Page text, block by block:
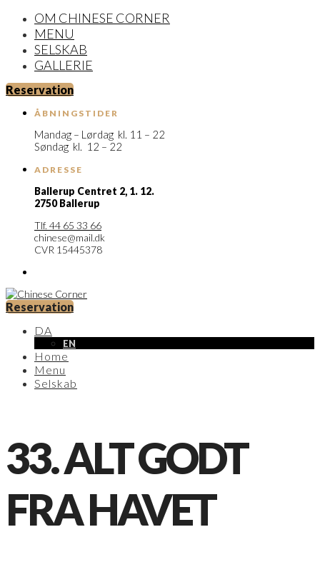
OM CHINESE CORNER
MENU
SELSKAB
GALLERIE
Reservation
ÅBNINGSTIDER
Mandag – Lørdag kl. 11 – 22
Søndag kl. 12 – 22
ADRESSE
Ballerup Centret 2, 1. 12.
2750 Ballerup
Tlf. 44 65 33 66
chinese@mail.dk
CVR 15445378
Reservation
DA
EN
Home
Menu
Selskab
33. ALT GODT
FRA HAVET